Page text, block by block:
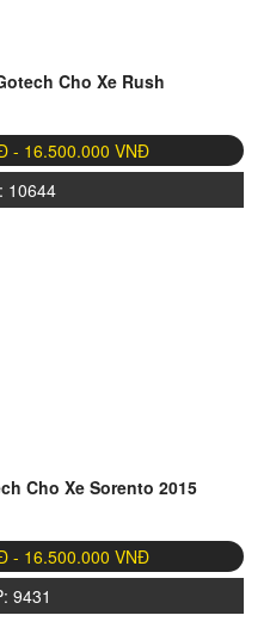
Cho Xe Rush
- 16.500.000 VNĐ
10644
Cho Xe Sorento 2015
- 16.500.000 VNĐ
9431